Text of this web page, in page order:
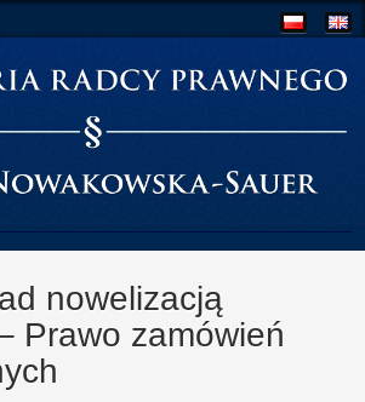
nowelizacją
Prawo zamówień